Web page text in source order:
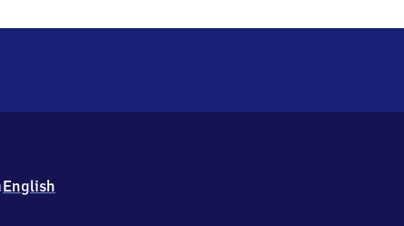
English